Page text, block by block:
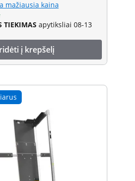
mažiausia kaina
TIEKIMAS apytiksliai 08-13
į krepšelį